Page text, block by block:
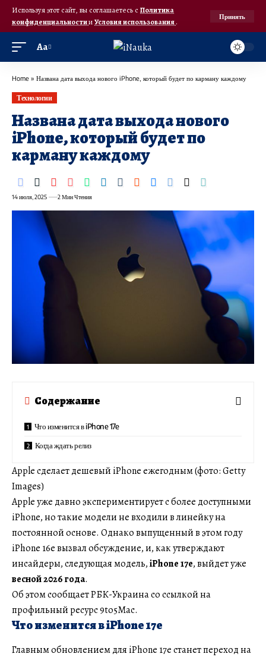
Используя этот сайт, вы соглашаетесь с Политика
конфиденциальностииУсловия использования.
Принять
Аа
Home » Названа дата выхода нового iPhone, который будет по карману каждому
Технологии
Названа дата выхода нового
iPhone, который будет по
карману каждому
14 июля, 2025 2 Мин Чтения
Содержание
Что изменится в iPhone 17e
Когда ждать релиз
Apple сделает дешевый iPhone ежегодным (фото: Getty
Images)
Apple уже давно экспериментирует с более доступными
iPhone, но такие модели не входили в линейку на
постоянной основе. Однако выпущенный в этом году
iPhone 16e вызвал обсуждение, и, как утверждают
инсайдеры, следующая модель,iPhone 17e, выйдет уже
весной 2026 года.
Об этом сообщает РБК-Украина со ссылкой на
профильный ресурс 9to5Mac.
Что изменится в iPhone 17e
Главным обновлением для iPhone 17e станет переход на